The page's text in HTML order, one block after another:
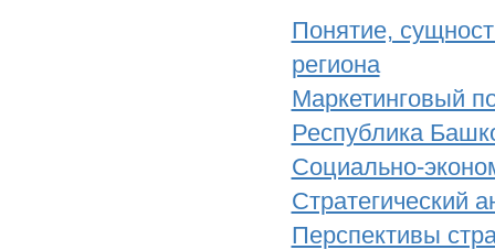
Понятие,
региона
Маркетинговый
Республика
Социально-
Стратегический
Перспективы